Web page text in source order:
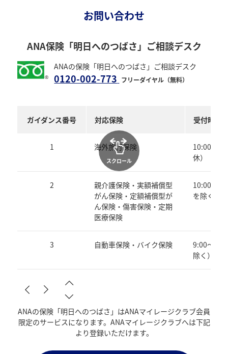
お問い合わせ
ANA保険「明日へのつばさ」ご相談デスク
ANAの保険「明日へのつばさ」ご相談デスク
0120-002-773 フリーダイヤル（無料）
ガイダンス番号 対応保険 受付時間
1 海外旅行保険
10:00～
休）
2
親介護保険・実額補償型
がん保険・定額補償型が
ん保険・傷害保険・定期
医療保険
10:00～
を除く）
3 自動車保険・バイク保険
9:00～
除く）
スクロール
ANAの保険「明日へのつばさ」はANAマイレージクラブ会員
限定のサービスになります。ANAマイレージクラブへは下記
より登録いただけます。